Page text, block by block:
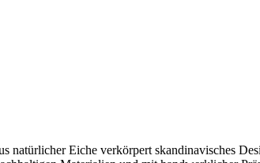
natürlicher Eiche verkörpert skandinavisches